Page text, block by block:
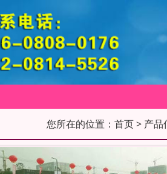
您所在的位置： 首页> 产品